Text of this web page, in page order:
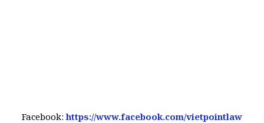
Facebook:https://www.facebook.com/vietpointlaw